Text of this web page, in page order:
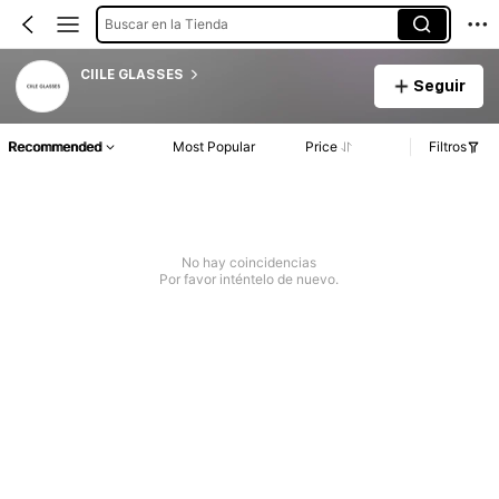
Buscar en la Tienda
CIILE GLASSES
Seguir
Recommended Most Popular Price Filtros
No hay coincidencias
Por favor inténtelo de nuevo.